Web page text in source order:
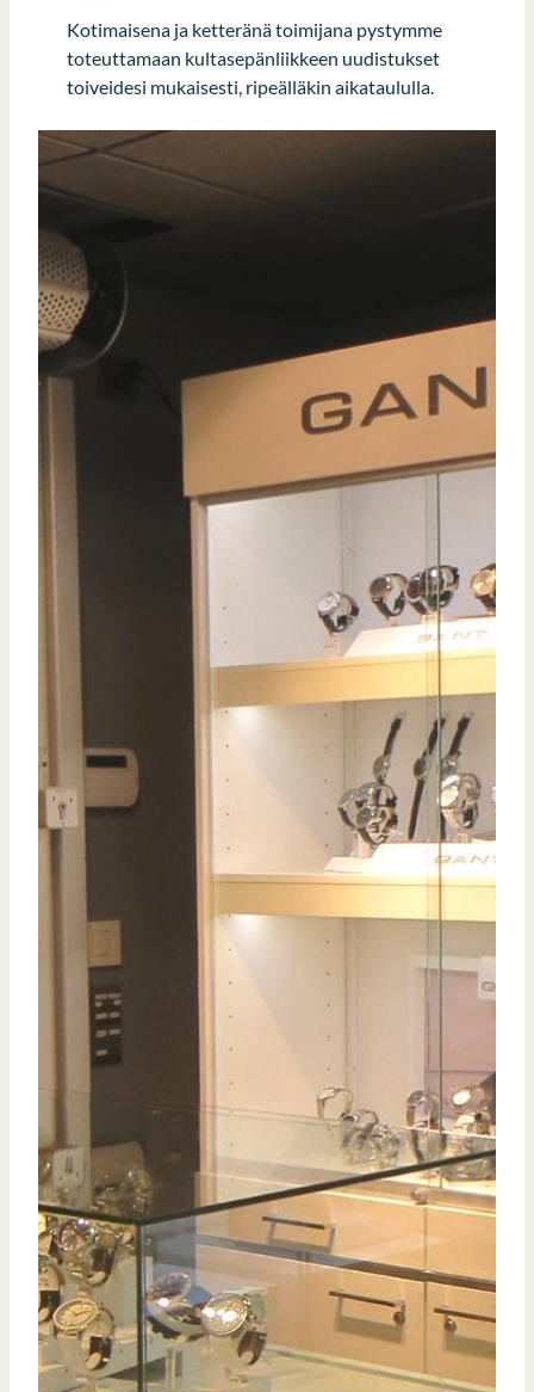
Kotimaisena ja ketteränä toimijana pystymme
toteuttamaan kultasepänliikkeen uudistukset
toiveidesi mukaisesti, ripeälläkin aikataululla.